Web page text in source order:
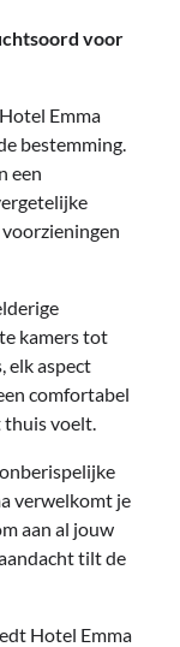
voor
Emma
bestemming.
een
kamers tot
elk aspect
comfortabel
thuis voelt.
verwelkomt je
aan al jouw
tilt de
Hotel Emma